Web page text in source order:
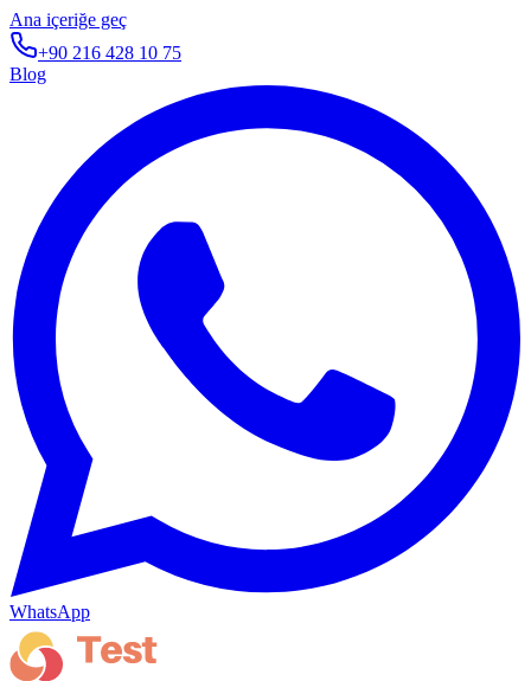
Ana içeriğe geç
+90 216 428 10 75
Blog
WhatsApp